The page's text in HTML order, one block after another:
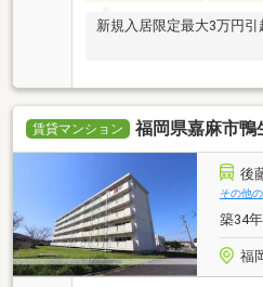
新規入居限定最大3万円引
賃貸マンション 福岡県嘉麻市鴨
後
その他
築34
福